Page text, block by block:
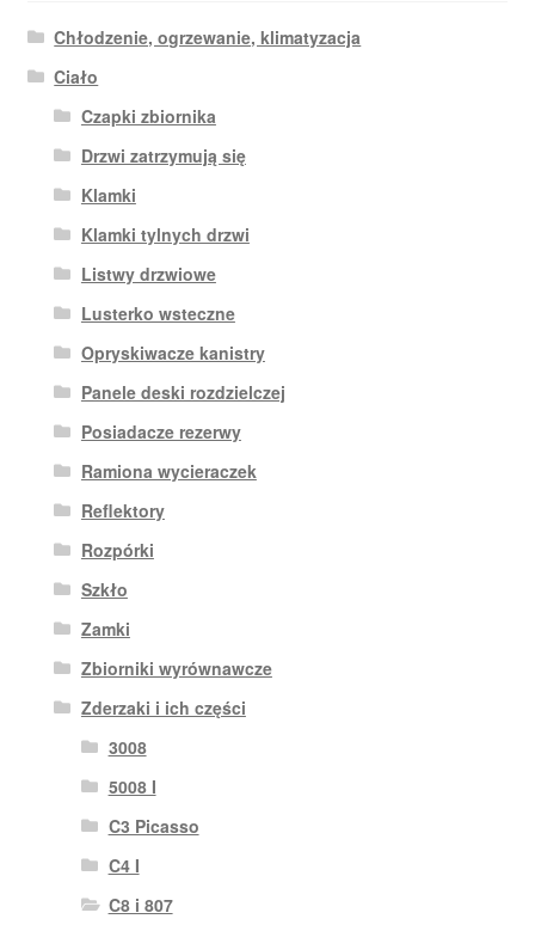
Chłodzenie, ogrzewanie, klimatyzacja
Ciało
Czapki zbiornika
Drzwi zatrzymują się
Klamki
Klamki tylnych drzwi
Listwy drzwiowe
Lusterko wsteczne
Opryskiwacze kanistry
Panele deski rozdzielczej
Posiadacze rezerwy
Ramiona wycieraczek
Reflektory
Rozpórki
Szkło
Zamki
Zbiorniki wyrównawcze
Zderzaki i ich części
3008
5008 I
C3 Picasso
C4 I
C8 i 807